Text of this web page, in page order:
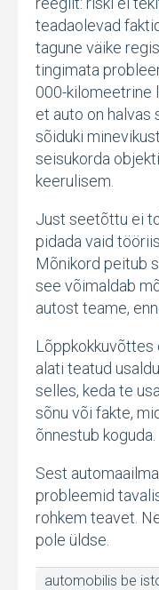
teadaolevad
tagune väike
tingimata
000-kilomeetrine
et auto on halvas
sõiduki
seisukorda
keerulisem.
Just seetõttu ei
pidada vaid
Mõnikord peitub
see võimaldab
autost teame,
Lõppkokkuvõttes
alati teatud
selles, keda te
sõnu või fakte,
õnnestub koguda.
Sest
probleemid
rohkem teavet.
pole üldse.
automobilis be